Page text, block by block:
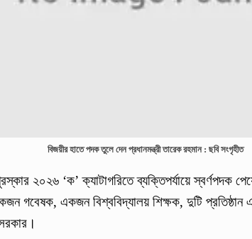
বিজয়ীর হাতে পদক তুলে দেন প্রধানমন্ত্রী তারেক রহমান : ছবি সংগৃহীত
২০২৬ ‘ক’ ক্যাটাগরিতে ব্যক্তিপর্যায়ে স্বর্ণপদক
গবেষক, একজন বিশ্ববিদ্যালয় শিক্ষক, দুটি